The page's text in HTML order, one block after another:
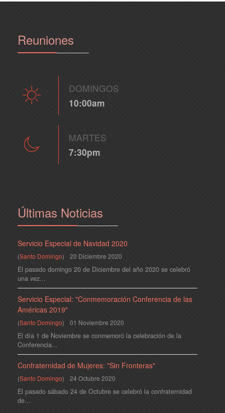
Reuniones
DOMINGOS
10:00am
MARTES
7:30pm
Últimas Noticias
Servicio Especial de Navidad 2020
(Santo Domingo) 20 Diciembre 2020
El pasado domingo 20 de Diciembre del año 2020 se celebró
una vez...
Servicio Especial: "Conmemoración Conferencia de las
Américas 2019"
(Santo Domingo) 01 Noviembre 2020
El día 1 de Noviembre se conmemoró la celebración de la
Conferencia...
Confraternidad de Mujeres: "Sin Fronteras"
(Santo Domingo) 24 Octubre 2020
El pasado sábado 24 de Octubre se celebró la confraternidad
de...